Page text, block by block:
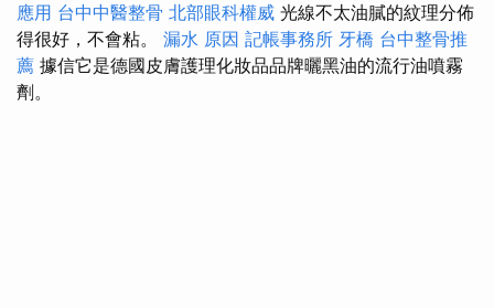
應用 台中中醫整骨 北部眼科權威 光線不太油膩的紋理分佈
得很好，不會粘。 漏水 原因 記帳事務所 牙橋 台中整骨推
薦 據信它是德國皮膚護理化妝品品牌曬黑油的流行油噴霧
劑。